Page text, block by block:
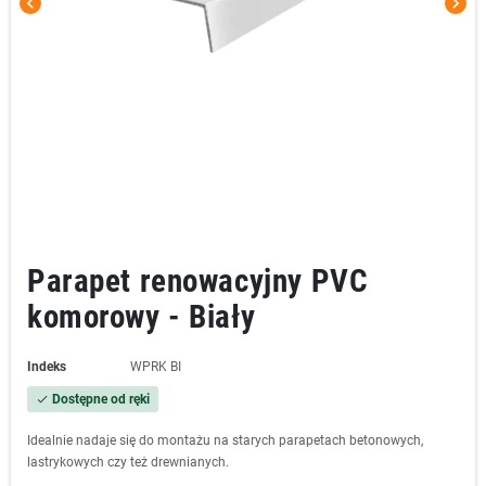
Parapet renowacyjny PVC
komorowy - Biały
Indeks WPRK BI
check Dostępne od ręki
Idealnie nadaje się do montażu na starych parapetach betonowych,
lastrykowych czy też drewnianych.